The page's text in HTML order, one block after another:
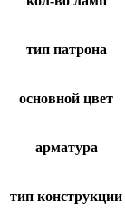
тип патрона
основной цвет
арматура
тип конструкции